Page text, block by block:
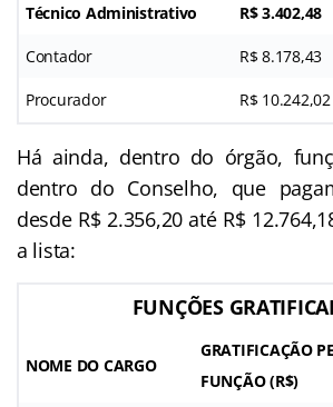
Técnico Administrativo R$ 3.402,48
Contador R$ 8.178,43
Procurador R$ 10.242,02
Há ainda, dentro do órgão,
dentro do Conselho, que
desde R$ 2.356,20 até R$
a lista:
FUNÇÕES
NOME DO CARGO
GRATIFICAÇÃO
FUNÇÃO (R$)